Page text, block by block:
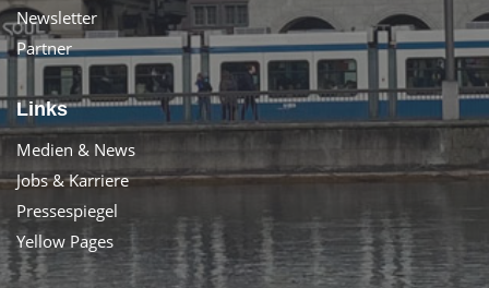
Newsletter
Partner
Links
Medien & News
Jobs & Karriere
Pressespiegel
Yellow Pages